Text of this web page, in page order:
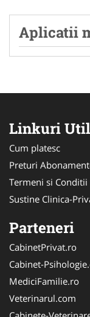
Aplicatii
Linkuri
Cum platesc
Preturi
Termeni si Conditii
Sustine Clinica-
Parteneri
CabinetPrivat.ro
Cabinet-
MediciFamilie.ro
Veterinarul.com